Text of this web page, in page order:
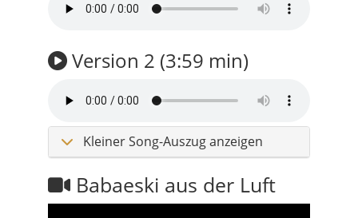
Version 2 (3:59 min)
Kleiner Song-Auszug anzeigen
Babaeski aus der Luft